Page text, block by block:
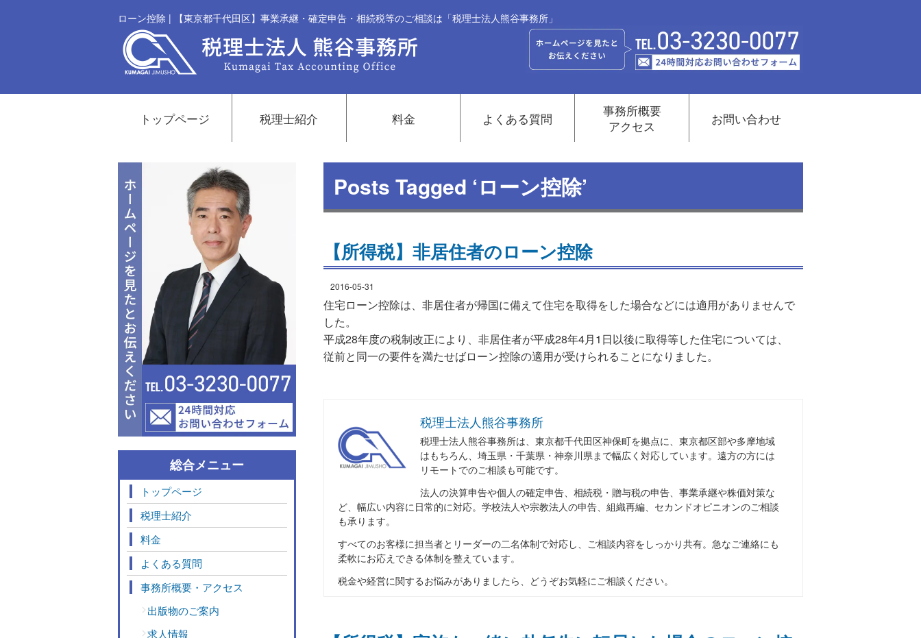
ローン控除 | 【東京都千代田区】事業承継・確定申告・相続税等のご相談は「税理士法人熊谷事務所」
トップページ 税理士紹介 料金 よくある質問
事務所概要
アクセス
お問い合わせ
Posts Tagged ‘ローン控除’
【所得税】非居住者のローン控除
2016-05-31
住宅ローン控除は、非居住者が帰国に備えて住宅を取得をした場合などには適用がありませんで
した。
平成28年度の税制改正により、非居住者が平成28年4月1日以後に取得等した住宅については、
従前と同一の要件を満たせばローン控除の適用が受けられることになりました。
税理士法人熊谷事務所
税理士法人熊谷事務所は、東京都千代田区神保町を拠点に、東京都区部や多摩地域
はもちろん、埼玉県・千葉県・神奈川県まで幅広く対応しています。遠方の方には
リモートでのご相談も可能です。
法人の決算申告や個人の確定申告、相続税・贈与税の申告、事業承継や株価対策な
ど、幅広い内容に日常的に対応。学校法人や宗教法人の申告、組織再編、セカンドオピニオンのご相談
も承ります。
すべてのお客様に担当者とリーダーの二名体制で対応し、ご相談内容をしっかり共有。急なご連絡にも
柔軟にお応えできる体制を整えています。
税金や経営に関するお悩みがありましたら、どうぞお気軽にご相談ください。
総合メニュー
トップページ
税理士紹介
料金
よくある質問
事務所概要・アクセス
出版物のご案内
求人情報